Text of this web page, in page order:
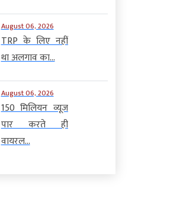
August 06, 2026
TRP के लिए नहीं
था अलगाव का...
August 06, 2026
150 मिलियन व्यूज
पार करते ही
वायरल...